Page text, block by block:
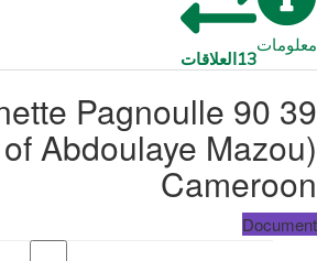
معلومات
13العلاقات
Pagnoulle
Abdoulaye Mazou)
Cameroon
Document